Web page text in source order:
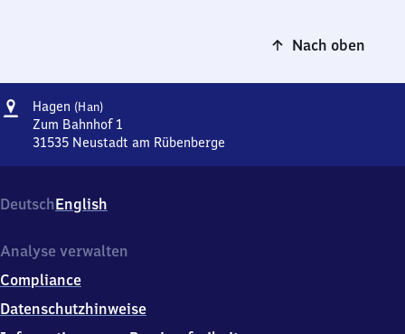
Nach oben
Adresse
Hagen (Han)Hagen
(Hannover)
Zum Bahnhof 1
31535 Neustadt am Rübenberge
Zum
Bahnhof
3
5
3
DeutschEnglish
Analyse verwalten
Compliance
Datenschutzhinweise